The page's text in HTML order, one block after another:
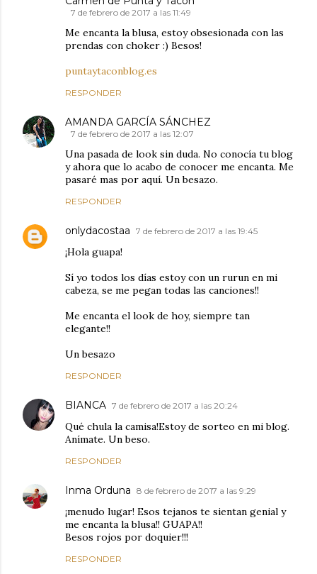
7 de febrero de 2017 a las 11:49
Me encanta la blusa, estoy obsesionada con las
prendas con choker :) Besos!
puntaytaconblog.es
RESPONDER
AMANDA GARCÍA SÁNCHEZ
7 de febrero de 2017 a las 12:07
Una pasada de look sin duda. No conocía tu blog
y ahora que lo acabo de conocer me encanta. Me
pasaré mas por aquí. Un besazo.
RESPONDER
onlydacostaa 7 de febrero de 2017 a las 19:45
¡Hola guapa!
Sí yo todos los días estoy con un rurun en mi
cabeza, se me pegan todas las canciones!!
Me encanta el look de hoy, siempre tan
elegante!!
Un besazo
RESPONDER
BIANCA 7 de febrero de 2017 a las 20:24
Qué chula la camisa!Estoy de sorteo en mi blog.
Anímate. Un beso.
RESPONDER
Inma Orduna 8 de febrero de 2017 a las 9:29
¡menudo lugar! Esos tejanos te sientan genial y
me encanta la blusa!! GUAPA!!
Besos rojos por doquier!!!
RESPONDER